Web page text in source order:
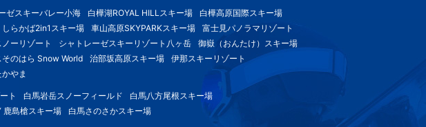
ゼスキーバレー小海 白樺湖ROYAL HILLスキー場
白樺高原国際スキー場
しらかば2in1スキー場 車山高原SKYPARKスキー場
富士見パノラマリゾート
ーリゾート シャトレーゼスキーリゾート八ヶ岳
御嶽（おんたけ）スキー場
そのはら Snow World 治部坂高原スキー場
伊那スキーリゾート
やま
ト 白馬岩岳スノーフィールド
白馬八方尾根スキー場
鹿島槍スキー場 白馬さのさかスキー場